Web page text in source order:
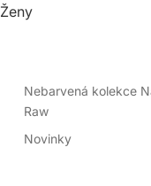
Ženy
Nebarvená kolekce
Raw
Novinky